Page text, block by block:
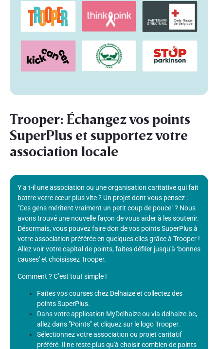
Trooper: Échangez vos points
SuperPlus et supportez votre
association locale
Y a t-il une association ou une organisation caritative qui fait
battre votre cœur plus vite ? Un projet dont vous pensez :
"Ces gens méritent vraiment un petit coup de pouce" ? Nous
avons trouvé une nouvelle façon de vous aider à les soutenir.
Désormais, vous pouvez faire don de vos points SuperPlus à
votre association préférée en quelques clics grâce à Trooper !
Allez voir votre capital de points, faites défiler jusqu'à ‘bonnes
causes' et choisissez Trooper.
Comment ? C’est tout simple !
Faites vos courses chez Delhaize et collectez des
points SuperPlus.
Dans votre application MyDelhaize ou via delhaize.be,
allez dans "Points" et cliquez sur le logo Trooper.
Sélectionnez votre association ou projet caritatif
préféré. Il ne reste plus qu'à choisir combien de points